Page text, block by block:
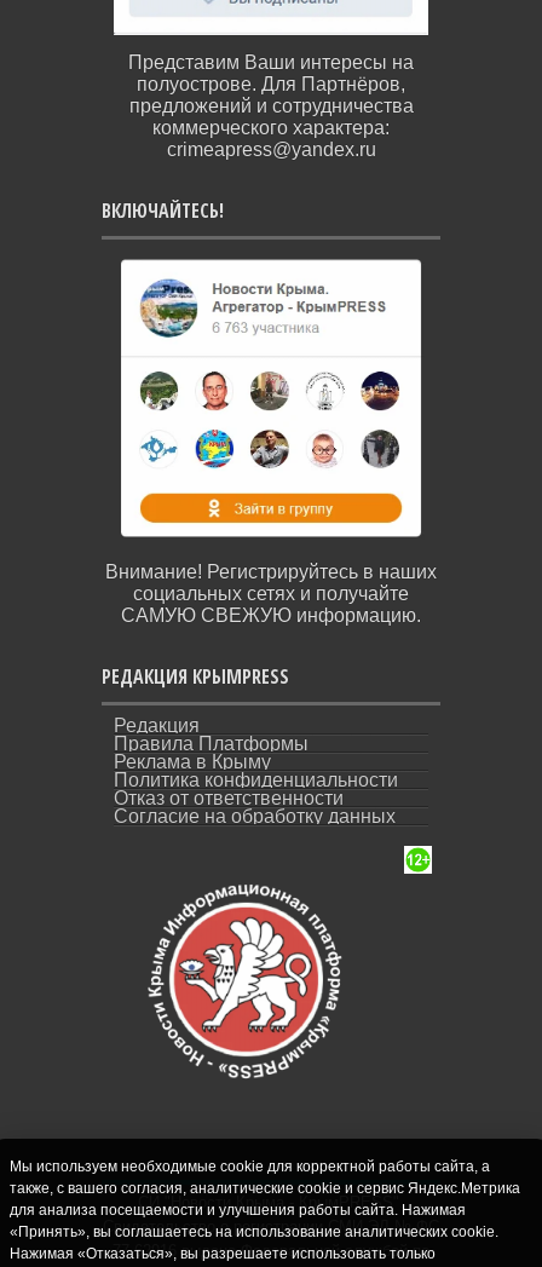
Представим Ваши интересы на
полуострове. Для Партнёров,
предложений и сотрудничества
коммерческого характера:
crimeapress@yandex.ru
ВКЛЮЧАЙТЕСЬ!
Внимание! Регистрируйтесь в наших
социальных сетях и получайте
САМУЮ СВЕЖУЮ информацию.
РЕДАКЦИЯ КРЫМPRESS
Редакция
Правила Платформы
Реклама в Крыму
Политика конфиденциальности
Отказ от ответственности
Согласие на обработку данных
СИ "Новости Крыма - КрымPRESS".
Свидетельство о регистрации СМИ ЭЛ № ФС
77-62916 выдано Федеральной службой по
Мы используем необходимые cookie для корректной работы сайта, а
также, с вашего согласия, аналитические cookie и сервис Яндекс.Метрика
для анализа посещаемости и улучшения работы сайта. Нажимая
«Принять», вы соглашаетесь на использование аналитических cookie.
Нажимая «Отказаться», вы разрешаете использовать только